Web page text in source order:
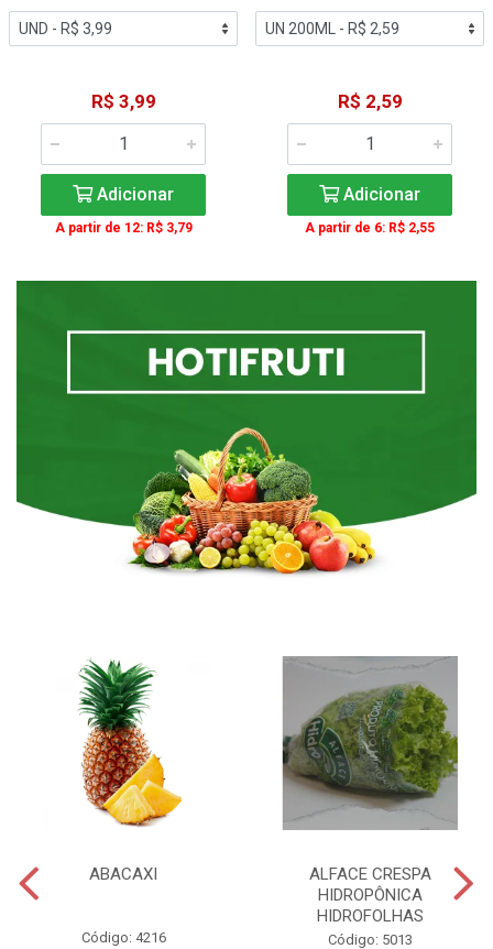
R$ 3,99
Adicionar
A partir de 12: R$ 3,79
R$ 2,59
Adicionar
A partir de 6: R$ 2,55
ABACAXI
Código: 4216
ALFACE CRESPA
HIDROPÔNICA
HIDROFOLHAS
Código: 5013